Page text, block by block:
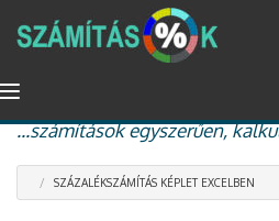
Ugrás
tartalomra
százalékszámítás, kamat és
...számítások egyszerűen,
SZÁZALÉKSZÁMÍTÁS KÉPLET EXCELBEN